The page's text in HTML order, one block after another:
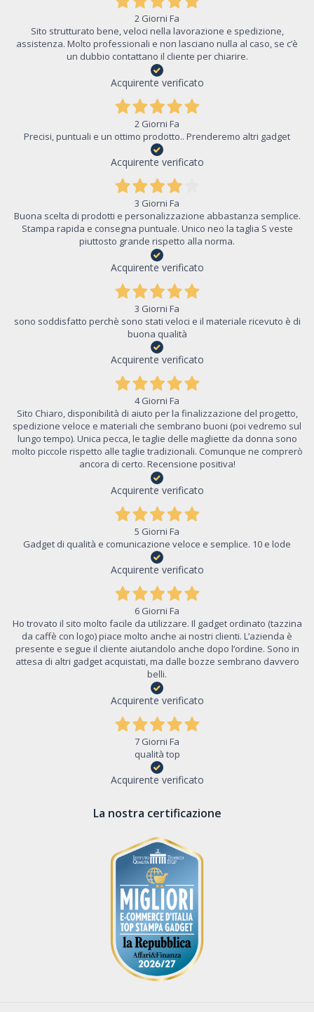
2 Giorni Fa
Sito strutturato bene, veloci nella lavorazione e spedizione,
assistenza. Molto professionali e non lasciano nulla al caso, se c’è
un dubbio contattano il cliente per chiarire.
Acquirente verificato
2 Giorni Fa
Precisi, puntuali e un ottimo prodotto.. Prenderemo altri gadget
Acquirente verificato
3 Giorni Fa
Buona scelta di prodotti e personalizzazione abbastanza semplice.
Stampa rapida e consegna puntuale. Unico neo la taglia S veste
piuttosto grande rispetto alla norma.
Acquirente verificato
3 Giorni Fa
sono soddisfatto perchè sono stati veloci e il materiale ricevuto è di
buona qualità
Acquirente verificato
4 Giorni Fa
Sito Chiaro, disponibilità di aiuto per la finalizzazione del progetto,
spedizione veloce e materiali che sembrano buoni (poi vedremo sul
lungo tempo). Unica pecca, le taglie delle magliette da donna sono
molto piccole rispetto alle taglie tradizionali. Comunque ne comprerò
ancora di certo. Recensione positiva!
Acquirente verificato
5 Giorni Fa
Gadget di qualità e comunicazione veloce e semplice. 10 e lode
Acquirente verificato
6 Giorni Fa
Ho trovato il sito molto facile da utilizzare. Il gadget ordinato (tazzina
da caffè con logo) piace molto anche ai nostri clienti. L’azienda è
presente e segue il cliente aiutandolo anche dopo l’ordine. Sono in
attesa di altri gadget acquistati, ma dalle bozze sembrano davvero
belli.
Acquirente verificato
7 Giorni Fa
qualità top
Acquirente verificato
La nostra certificazione